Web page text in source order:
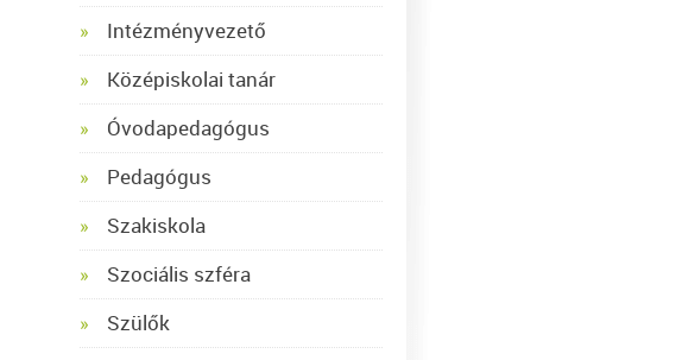
Intézményvezető
Középiskolai tanár
Óvodapedagógus
Pedagógus
Szakiskola
Szociális szféra
Szülők